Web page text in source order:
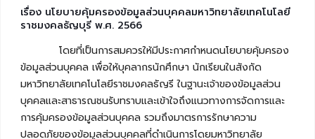
เรื่อง นโยบายคุ้มครองข้อมูลส่วนบุคคลมหาวิทยาลัยเทคโนโลยี
ราชมงคลธัญบุรี พ.ศ. 2566
โดยที่เป็นการสมควรให้มีประกาศกำหนดนโยบายคุ้มครอง
ข้อมูลส่วนบุคคล เพื่อให้บุคลากรนักศึกษา นักเรียนในสังกัด
มหาวิทยาลัยเทคโนโลยีราชมงคลธัญรี ในฐานะเจ้าของข้อมูลส่วน
บุคคลและสาธารณชนรับทราบและเข้าใจถึงแนวทางการจัดการและ
การคุ้มครองข้อมูลส่วนบุคคล รวมถึงมาตรการรักษาความ
ปลอดภัยของข้อมูลส่วนบุคคลที่ดำเนินการโดยมหาวิทยาลัย